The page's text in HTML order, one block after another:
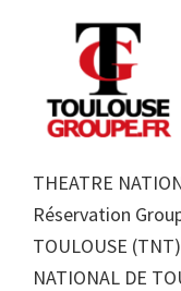
THEATRE
Réservation
TOULOUSE
NATIONAL DE